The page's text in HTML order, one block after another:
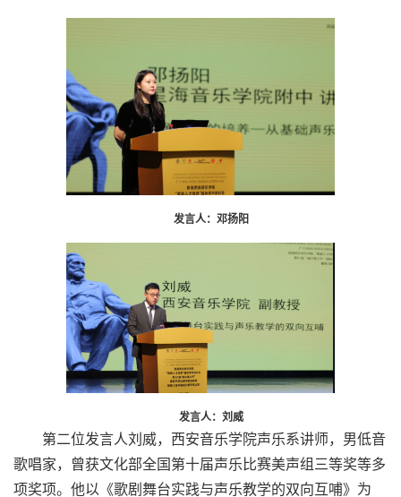
发言人：邓扬阳
发言人：刘威
第二位发言人刘威，西安音乐学院声乐系讲师，男低音
歌唱家，曾获文化部全国第十届声乐比赛美声组三等奖等多
项奖项。他以《歌剧舞台实践与声乐教学的双向互哺》为